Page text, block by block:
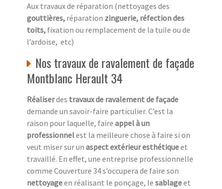
Aux travaux de réparation (nettoyages des
gouttières, réparation zinguerie, réfection des
toits, fixation ou remplacement de la tuile ou de
l’ardoise, etc)
Nos travaux de ravalement de façade
Montblanc Herault 34
Réaliserdes travaux de ravalement de façade
demande un savoir-faire particulier. C’est la
raison pour laquelle, faire appel à un
professionnelest la meilleure chose à faire si on
veut miser sur un aspect extérieur esthétiqueet
travaillé. En effet, une entreprise professionnelle
comme Couverture 34 s’occupera de faire son
nettoyageen réalisant le ponçage, le sablageet